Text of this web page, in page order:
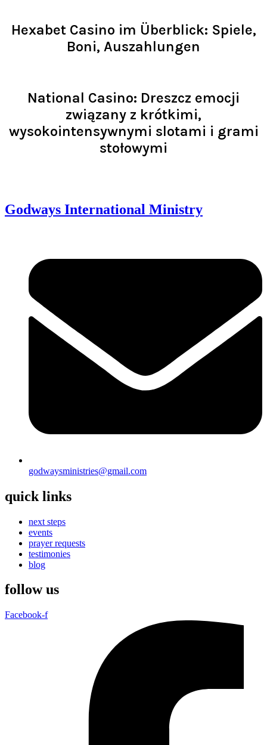
Hexabet Casino im Überblick: Spiele,
Boni, Auszahlungen
National Casino: Dreszcz emocji
związany z krótkimi,
wysokointensywnymi slotami i grami
stołowymi
Godways International Ministry
godwaysministries@gmail.com
quick links
next steps
events
prayer requests
testimonies
blog
follow us
Facebook-f